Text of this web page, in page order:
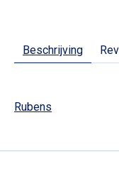
Beschrijving
Rubens